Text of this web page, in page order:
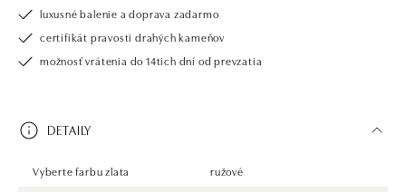
luxusné balenie a doprava zadarmo
certifikát pravosti drahých kameňov
možnosť vrátenia do 14tich dní od prevzatia
DETAILY
Vyberte farbu zlata
ružové